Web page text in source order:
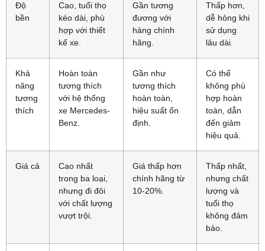
Độ
bền
Cao, tuổi thọ
kéo dài, phù
hợp với thiết
kế xe.
Gần tương
đương với
hàng chính
hãng.
Thấp hơn,
dễ hỏng khi
sử dụng
lâu dài.
Khả
năng
tương
thích
Hoàn toàn
tương thích
với hệ thống
xe Mercedes-
Benz.
Gần như
tương thích
hoàn toàn,
hiệu suất ổn
định.
Có thể
không phù
hợp hoàn
toàn, dẫn
đến giảm
hiệu quả.
Giá cả
Cao nhất
trong ba loại,
nhưng đi đôi
với chất lượng
vượt trội.
Giá thấp hơn
chính hãng từ
10-20%.
Thấp nhất,
nhưng chất
lượng và
tuổi thọ
không đảm
bảo.